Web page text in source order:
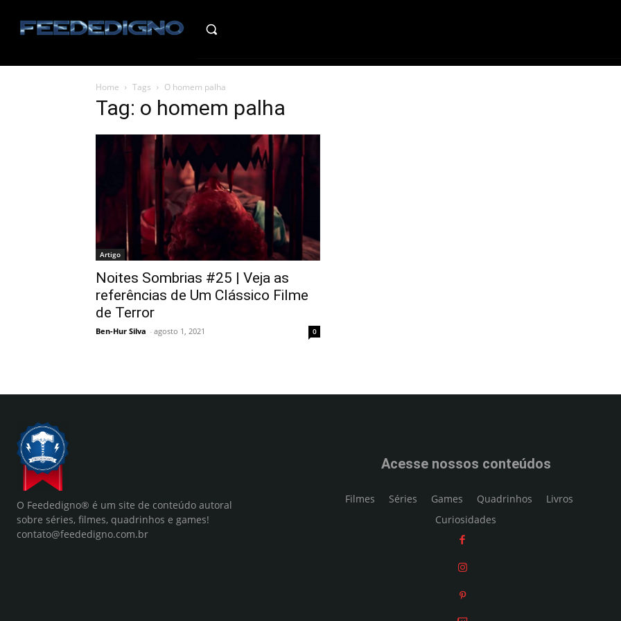
Home Tags O homem palha
Tag: o homem palha
Artigo
Noites Sombrias #25 | Veja as
referências de Um Clássico Filme
de Terror
Ben-Hur Silva - agosto 1, 2021 0
O Feededigno® é um site de conteúdo autoral
sobre séries, filmes, quadrinhos e games!
contato@feededigno.com.br
Acesse nossos conteúdos
Filmes Séries Games Quadrinhos
Livros
Curiosidades